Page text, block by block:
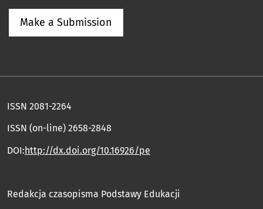
Make a Submission
ISSN 2081-2264
ISSN (on-line) 2658-2848
DOI:http://dx.doi.org/10.16926/pe
Redakcja czasopisma Podstawy Edukacji